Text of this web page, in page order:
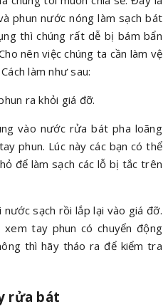
phun nước nóng làm sạch bát
thì chúng rất dễ bị bám bẩn
nên việc chúng ta cần làm vệ
làm như sau:
ra khỏi giá đỡ.
vào nước rửa bát pha loãng
phun. Lúc này các bạn có thể
để làm sạch các lỗ bị tắc trên
sạch rồi lắp lại vào giá đỡ.
tay phun có chuyển động
thì hãy tháo ra để kiểm tra
rửa bát